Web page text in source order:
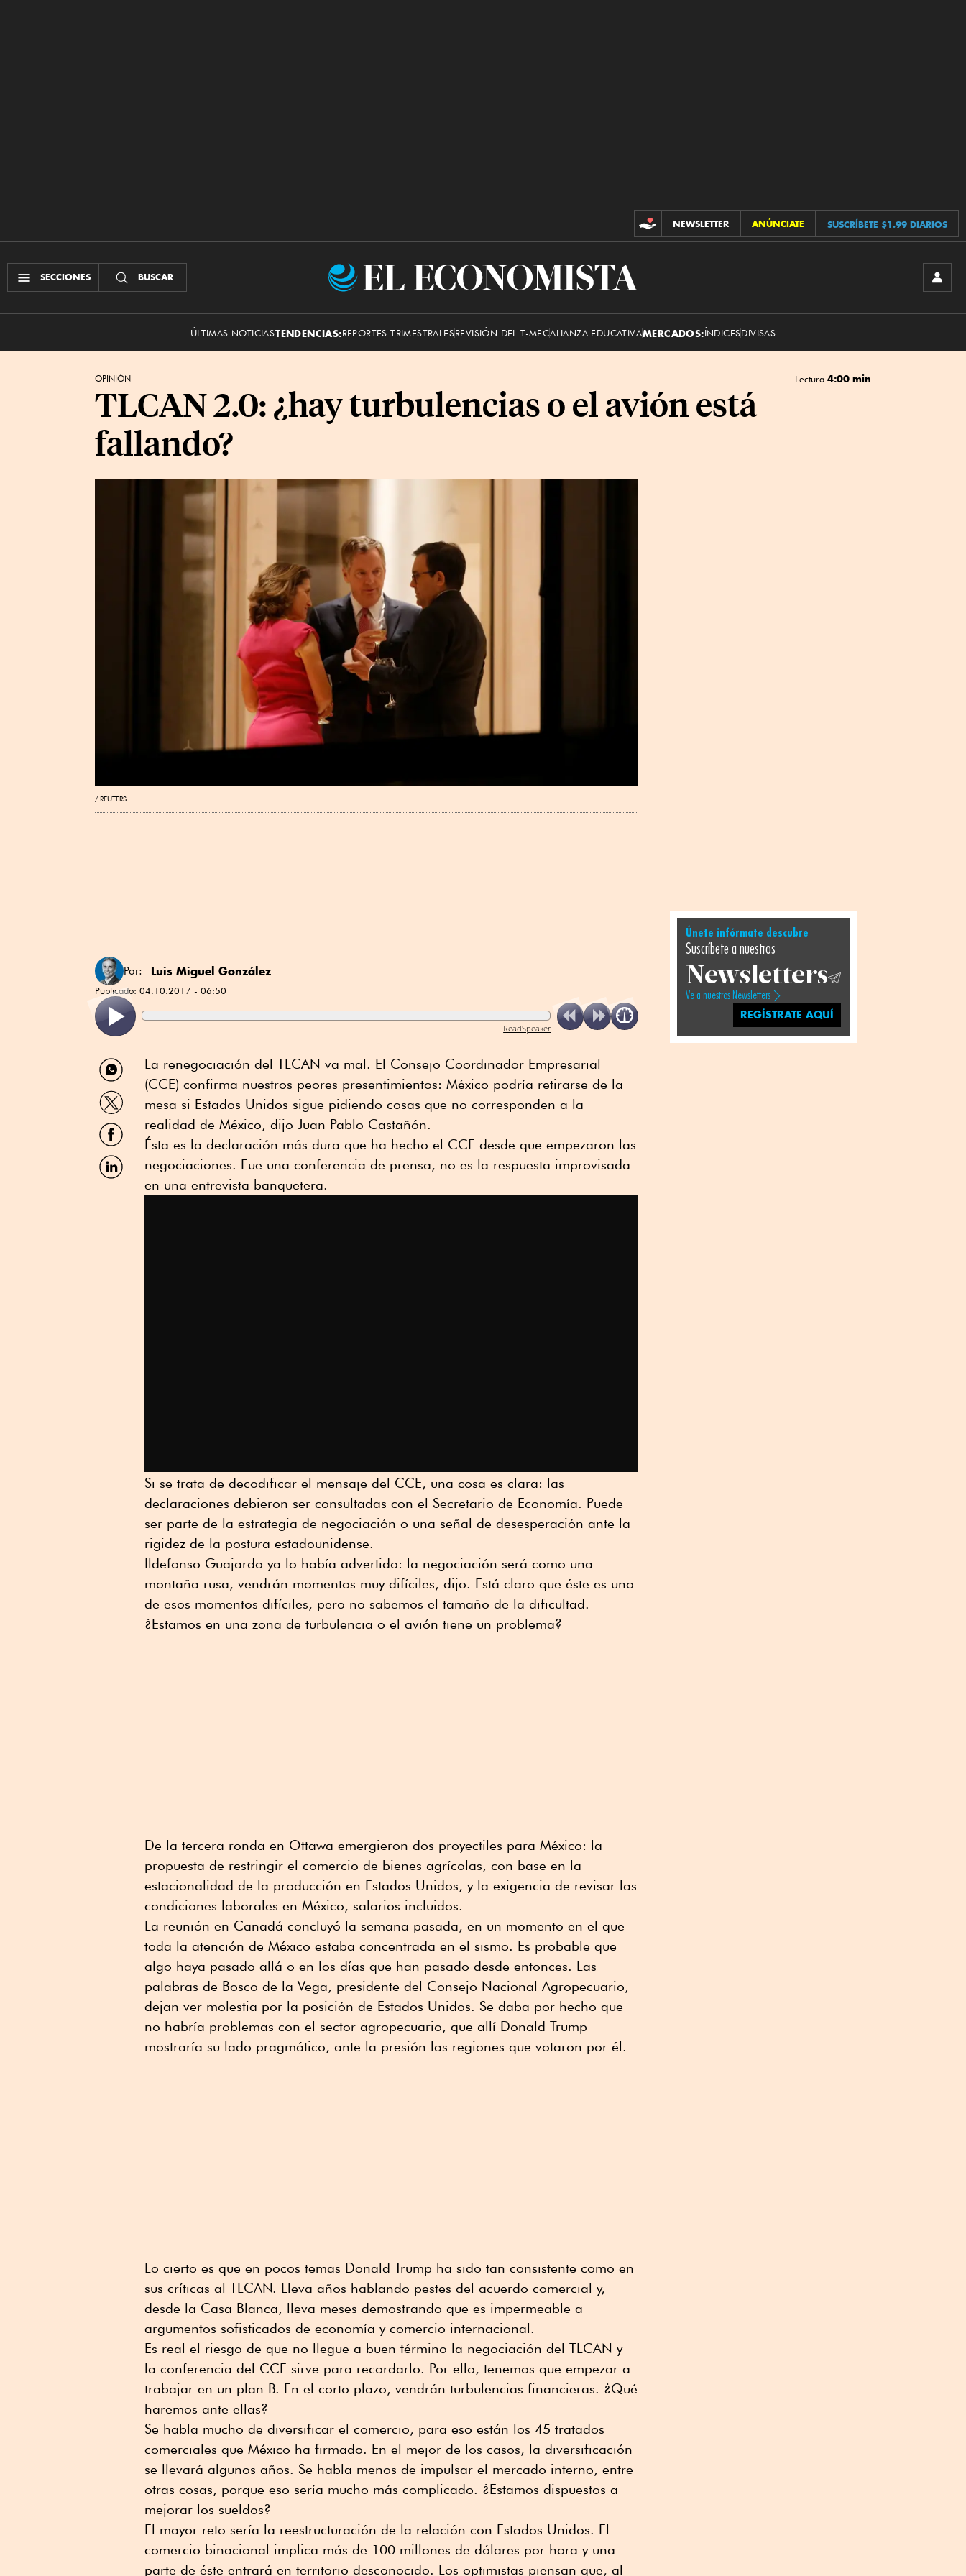
CONTRIBUCIONES
NEWSLETTER ANÚNCIATE SUSCRÍBETE $1.99 DIARIOS
SECCIONES BUSCAR
El
ÚLTIMAS NOTICIASTENDENCIAS:REPORTES TRIMESTRALESREVISIÓN DEL T-MECALIANZA EDUCATIVAMERCADOS:ÍNDICESDIVISAS
OPINIÓN Lectura 4:00 min
TLCAN 2.0: ¿hay turbulencias o el avión está
fallando?
REUTERS
Por: Luis Miguel González
Publicado: 04.10.2017 - 06:50
ReadSpeaker
Compartir
por
WhatsApp
Compartir
por
Twitter
Compartir
por
Facebook
Compartir
por
La renegociación del TLCAN va mal. El Consejo Coordinador Empresarial
(CCE) confirma nuestros peores presentimientos: México podría retirarse de la
mesa si Estados Unidos sigue pidiendo cosas que no corresponden a la
realidad de México, dijo Juan Pablo Castañón.
Ésta es la declaración más dura que ha hecho el CCE desde que empezaron las
negociaciones. Fue una conferencia de prensa, no es la respuesta improvisada
en una entrevista banquetera.
Si se trata de decodificar el mensaje del CCE, una cosa es clara: las
declaraciones debieron ser consultadas con el Secretario de Economía. Puede
ser parte de la estrategia de negociación o una señal de desesperación ante la
rigidez de la postura estadounidense.
Ildefonso Guajardo ya lo había advertido: la negociación será como una
montaña rusa, vendrán momentos muy difíciles, dijo. Está claro que éste es uno
de esos momentos difíciles, pero no sabemos el tamaño de la dificultad.
¿Estamos en una zona de turbulencia o el avión tiene un problema?
De la tercera ronda en Ottawa emergieron dos proyectiles para México: la
propuesta de restringir el comercio de bienes agrícolas, con base en la
estacionalidad de la producción en Estados Unidos, y la exigencia de revisar las
condiciones laborales en México, salarios incluidos.
La reunión en Canadá concluyó la semana pasada, en un momento en el que
toda la atención de México estaba concentrada en el sismo. Es probable que
algo haya pasado allá o en los días que han pasado desde entonces. Las
palabras de Bosco de la Vega, presidente del Consejo Nacional Agropecuario,
dejan ver molestia por la posición de Estados Unidos. Se daba por hecho que
no habría problemas con el sector agropecuario, que allí Donald Trump
mostraría su lado pragmático, ante la presión las regiones que votaron por él.
Lo cierto es que en pocos temas Donald Trump ha sido tan consistente como en
sus críticas al TLCAN. Lleva años hablando pestes del acuerdo comercial y,
desde la Casa Blanca, lleva meses demostrando que es impermeable a
argumentos sofisticados de economía y comercio internacional.
Es real el riesgo de que no llegue a buen término la negociación del TLCAN y
la conferencia del CCE sirve para recordarlo. Por ello, tenemos que empezar a
trabajar en un plan B. En el corto plazo, vendrán turbulencias financieras. ¿Qué
haremos ante ellas?
Se habla mucho de diversificar el comercio, para eso están los 45 tratados
comerciales que México ha firmado. En el mejor de los casos, la diversificación
se llevará algunos años. Se habla menos de impulsar el mercado interno, entre
otras cosas, porque eso sería mucho más complicado. ¿Estamos dispuestos a
mejorar los sueldos?
El mayor reto sería la reestructuración de la relación con Estados Unidos. El
comercio binacional implica más de 100 millones de dólares por hora y una
parte de éste entrará en territorio desconocido. Los optimistas piensan que, al
Únete infórmate descubre
Suscríbete a nuestros
Newsletters
Ve a nuestros Newsletters
REGÍSTRATE AQUÍ